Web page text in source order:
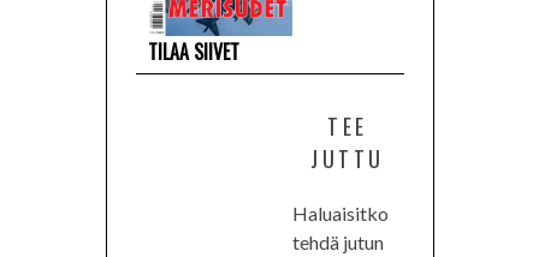
TILAA SIIVET
TEE
JUTTU
Haluaisitko
tehdä jutun